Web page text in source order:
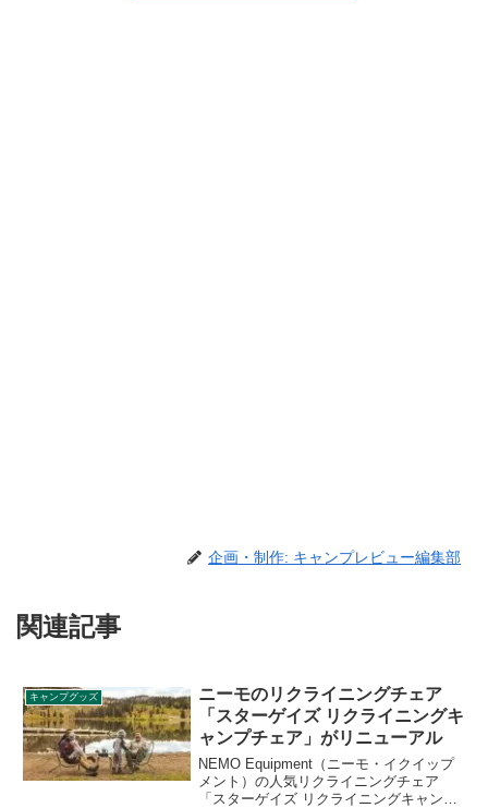
企画・制作: キャンプレビュー編集部
関連記事
キャンプグッズ
ニーモのリクライニングチェア
「スターゲイズ リクライニングキ
ャンプチェア」がリニューアル
NEMO Equipment（ニーモ・イクイップ
メント）の人気リクライニングチェア
「スターゲイズ リクライニングキャンプ